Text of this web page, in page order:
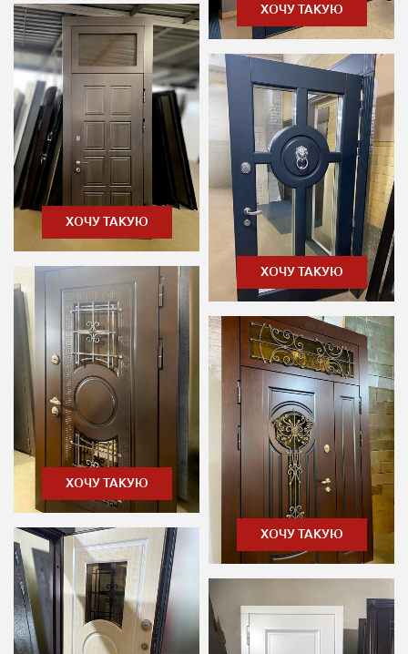
ХОЧУ ТАКУЮ
ХОЧУ ТАКУЮ
ХОЧУ ТАКУЮ
ХОЧУ ТАКУЮ
ХОЧУ ТАКУЮ